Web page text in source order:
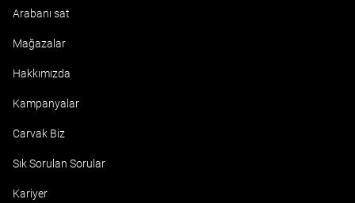
Arabanı sat
Mağazalar
Hakkımızda
Kampanyalar
Carvak Biz
Sık Sorulan Sorular
Kariyer